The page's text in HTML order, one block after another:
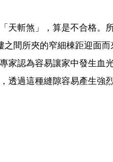
天斬煞」，算是不合格。
間所夾的窄細棟距迎面
家認為容易讓家中發生血
透過這種縫隙容易產生強